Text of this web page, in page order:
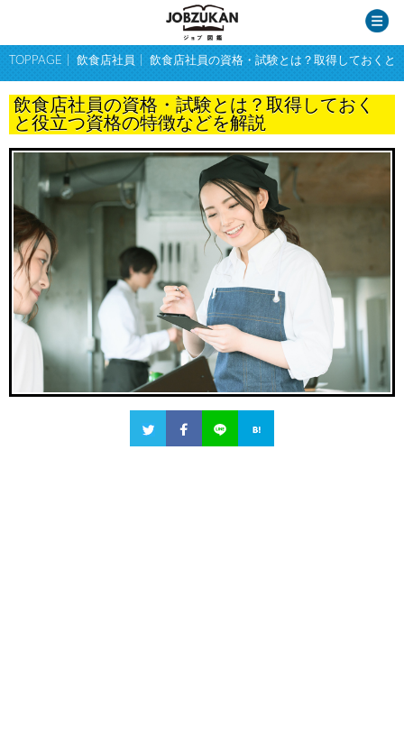
TOPPAGE 飲食店社員 飲食店社員の資格・試験とは？取得しておくと
飲食店社員の資格・試験とは？取得しておく
と役立つ資格の特徴などを解説